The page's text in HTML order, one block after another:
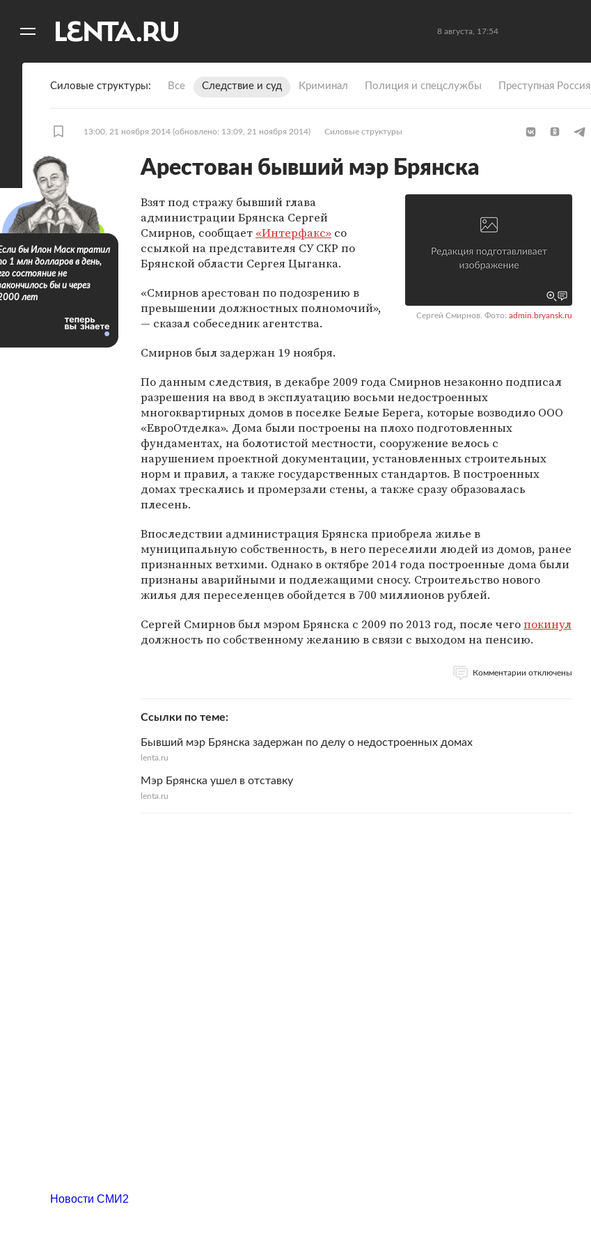
8 августа, 17:54
Силовые структуры Все Следствие и суд Криминал Полиция и спецслужбы Преступная Россия
13:00, 21 ноября 2014 (обновлено: 13:09, 21 ноября 2014) Силовые структуры
Арестован бывший мэр Брянска
Сергей Смирнов. Фото: admin.bryansk.ru
Взят под стражу бывший глава
администрации Брянска Сергей
Смирнов, сообщает «Интерфакс» со
ссылкой на представителя СУ СКР по
Брянской области Сергея Цыганка.
«Смирнов арестован по подозрению в
превышении должностных полномочий»,
— сказал собеседник агентства.
Смирнов был задержан 19 ноября.
По данным следствия, в декабре 2009 года Смирнов незаконно подписал
разрешения на ввод в эксплуатацию восьми недостроенных
многоквартирных домов в поселке Белые Берега, которые возводило ООО
«ЕвроОтделка». Дома были построены на плохо подготовленных
фундаментах, на болотистой местности, сооружение велось с
нарушением проектной документации, установленных строительных
норм и правил, а также государственных стандартов. В построенных
домах трескались и промерзали стены, а также сразу образовалась
плесень.
Впоследствии администрация Брянска приобрела жилье в
муниципальную собственность, в него переселили людей из домов, ранее
признанных ветхими. Однако в октябре 2014 года построенные дома были
признаны аварийными и подлежащими сносу. Строительство нового
жилья для переселенцев обойдется в 700 миллионов рублей.
Сергей Смирнов был мэром Брянска с 2009 по 2013 год, после чегопокинул
должность по собственному желанию в связи с выходом на пенсию.
Комментарии отключены
Ссылки по теме
Бывший мэр Брянска задержан по делу о недостроенных домах
lenta.ru
Мэр Брянска ушел в отставку
lenta.ru
бы Илон Маск тратил
1 млн долларов в день,
состояние не
бы и через
лет
Новости СМИ2